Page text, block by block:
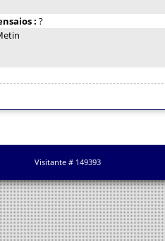
: ?
Visitante # 149393